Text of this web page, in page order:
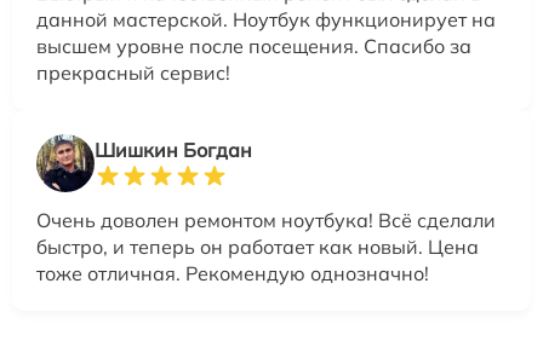
данной мастерской. Ноутбук функционирует на
высшем уровне после посещения. Спасибо за
прекрасный сервис!
Шишкин Богдан
Очень доволен ремонтом ноутбука! Всё сделали
быстро, и теперь он работает как новый. Цена
тоже отличная. Рекомендую однозначно!